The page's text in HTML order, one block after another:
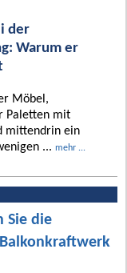
der
Warum er
Möbel,
Paletten mit
mittendrin ein
... mehr ...
Sie die